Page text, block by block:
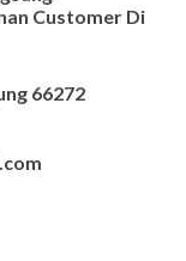
Customer Di
66272